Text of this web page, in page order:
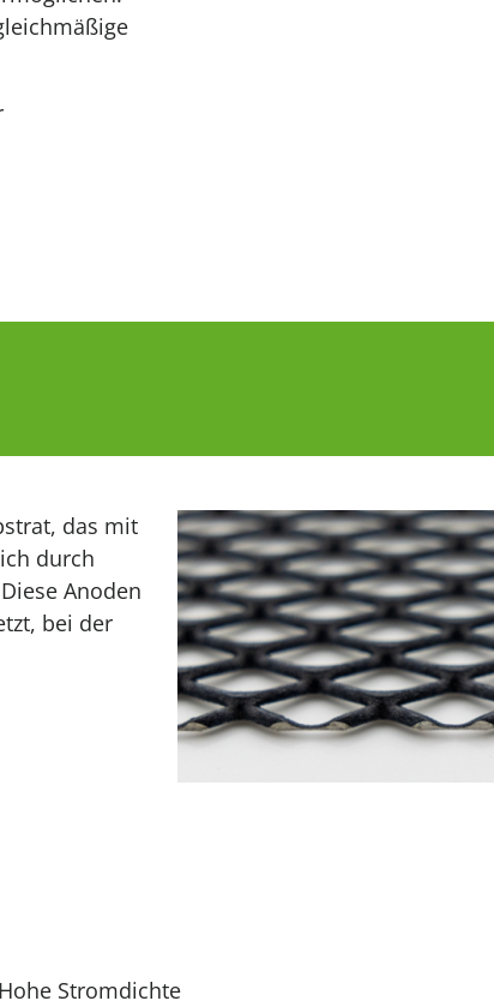
das mit
durch
Anoden
bei der
Hohe Stromdichte